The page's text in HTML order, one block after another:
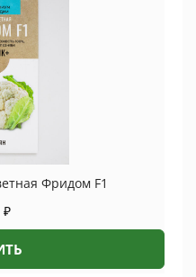
Фридом F1
₽